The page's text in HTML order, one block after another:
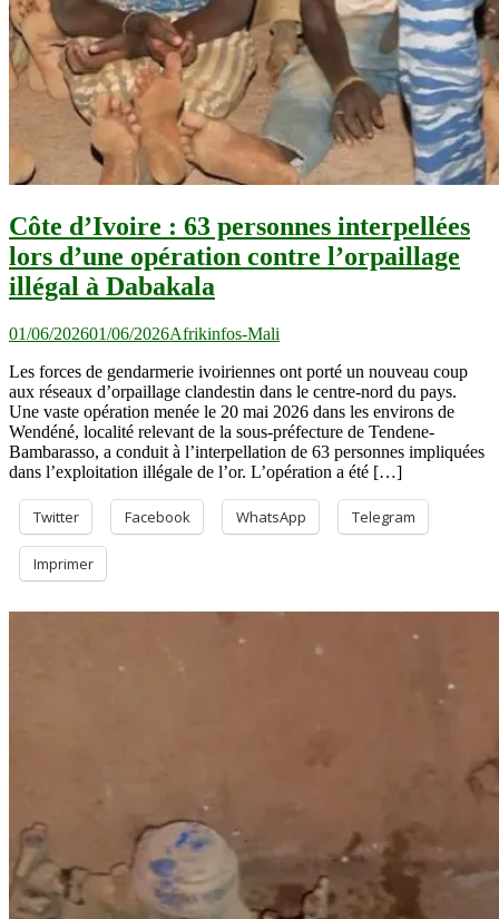
Côte d’Ivoire : 63 personnes interpellées
lors d’une opération contre l’orpaillage
illégal à Dabakala
01/06/202601/06/2026Afrikinfos-Mali
Les forces de gendarmerie ivoiriennes ont porté un nouveau coup
aux réseaux d’orpaillage clandestin dans le centre-nord du pays.
Une vaste opération menée le 20 mai 2026 dans les environs de
Wendéné, localité relevant de la sous-préfecture de Tendene-
Bambarasso, a conduit à l’interpellation de 63 personnes impliquées
dans l’exploitation illégale de l’or. L’opération a été […]
Twitter Facebook WhatsApp Telegram
Imprimer